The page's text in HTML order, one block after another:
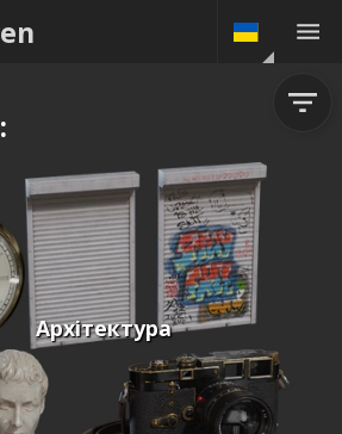
Архітектура